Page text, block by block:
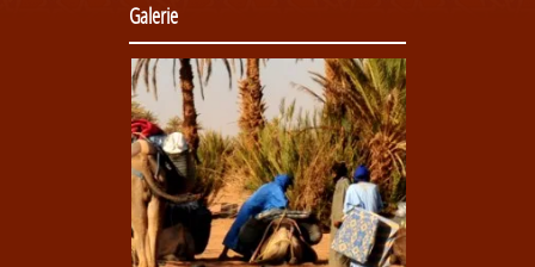
Galerie